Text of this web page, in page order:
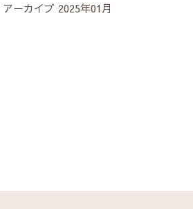
アーカイブ 2025年01月